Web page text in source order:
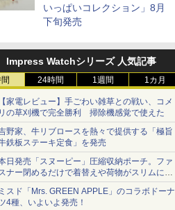
いっぱいコレクション」8月
下旬発売
Impress Watchシリーズ 人気記事
24時間 1週間 1カ月
家電レビュー】手ごわい雑草との戦い、コメ
の草刈機で完全勝利 掃除機感覚で使えた
野家、牛リブロースを熱々で提供する「極旨
鉄板ステーキ定食」を発売
日発売「スヌーピー」圧縮収納ポーチ。ファ
ナー閉めるだけで着替えや荷物がスリムにま
まる
スド「Mrs. GREEN APPLE」のコラボドーナ
4種、いよいよ発売！